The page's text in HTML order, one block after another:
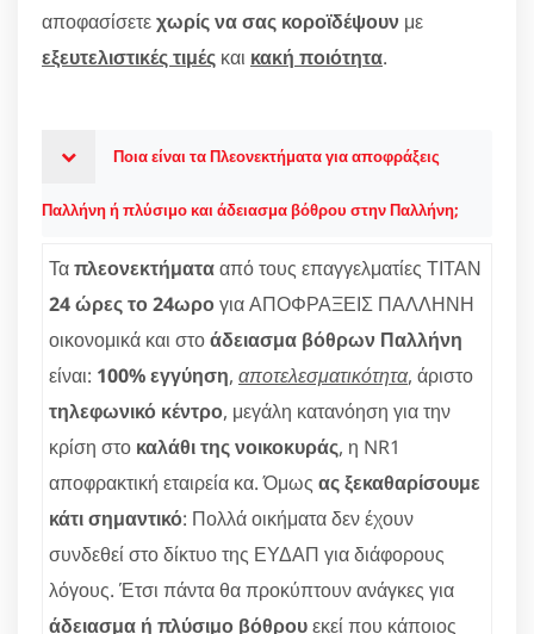
αποφασίσετεχωρίς να σας κοροϊδέψουν με
εξευτελιστικές τιμές και κακή ποιότητα.
Ποια είναι τα Πλεονεκτήματα για αποφράξεις
Παλλήνη ή πλύσιμο και άδειασμα βόθρου στην Παλλήνη;
Ταπλεονεκτήματααπό τους επαγγελματίες ΤΙΤΑΝ
24 ώρες το 24ωρογια ΑΠΟΦΡΑΞΕΙΣ ΠΑΛΛΗΝΗ
οικονομικά και στοάδειασμα βόθρων Παλλήνη
είναι: 100% εγγύηση, αποτελεσματικότητα, άριστο
τηλεφωνικό κέντρο, μεγάλη κατανόηση για την
κρίση στο καλάθι της νοικοκυράς, η NR1
αποφρακτική εταιρεία κα. Όμως ας ξεκαθαρίσουμε
κάτι σημαντικό: Πολλά οικήματα δεν έχουν
συνδεθεί στο δίκτυο της ΕΥΔΑΠ για διάφορους
λόγους. Έτσι πάντα θα προκύπτουν ανάγκες για
άδειασμα ή πλύσιμο βόθρουεκεί που κάποιος